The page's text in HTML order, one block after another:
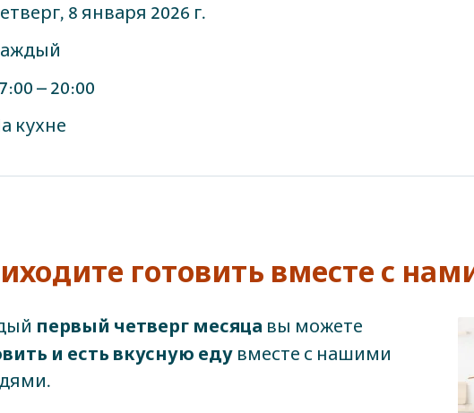
8 января 2026 г.
– 20:00
кухне
готовить вместе с
первый четверг месяца вы можете
и есть вкусную еду вместе с нашими